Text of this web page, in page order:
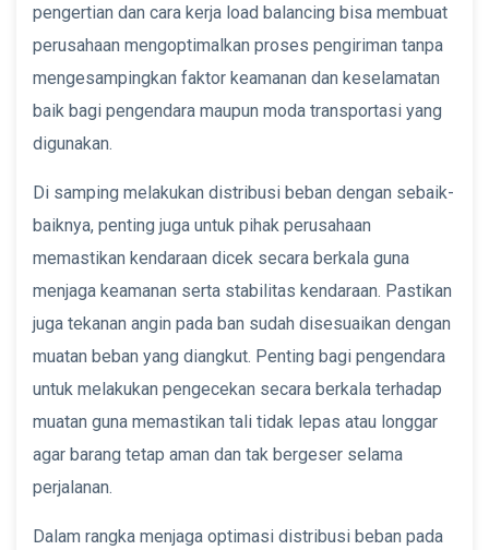
pengertian dan cara kerja load balancing bisa membuat
perusahaan mengoptimalkan proses pengiriman tanpa
mengesampingkan faktor keamanan dan keselamatan
baik bagi pengendara maupun moda transportasi yang
digunakan.
Di samping melakukan distribusi beban dengan sebaik-
baiknya, penting juga untuk pihak perusahaan
memastikan kendaraan dicek secara berkala guna
menjaga keamanan serta stabilitas kendaraan. Pastikan
juga tekanan angin pada ban sudah disesuaikan dengan
muatan beban yang diangkut. Penting bagi pengendara
untuk melakukan pengecekan secara berkala terhadap
muatan guna memastikan tali tidak lepas atau longgar
agar barang tetap aman dan tak bergeser selama
perjalanan.
Dalam rangka menjaga optimasi distribusi beban pada